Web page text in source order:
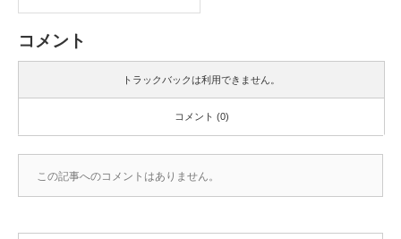
コメント
トラックバックは利用できません。
コメント (0)
この記事へのコメントはありません。